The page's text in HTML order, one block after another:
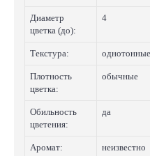
Диаметр
цветка (до):
4
Текстура: однотонные
Плотность
цветка:
обычные
Обильность
цветения:
да
Аромат: неизвестно